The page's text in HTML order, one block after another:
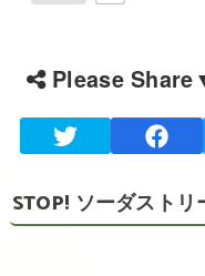
Please
STOP! ソーダスト